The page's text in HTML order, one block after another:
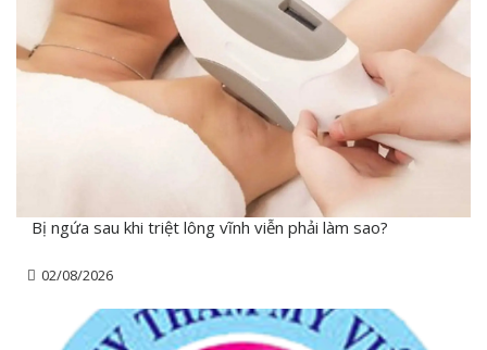
Bị ngứa sau khi triệt lông vĩnh viễn phải làm sao?
02/08/2026